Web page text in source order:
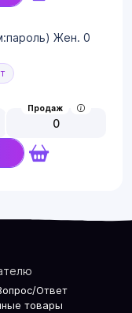
Жен. 0
Продаж
0
Ответ
товары